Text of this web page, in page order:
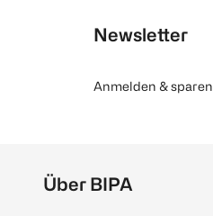
Newsletter
Anmelden & sparen
Über BIPA